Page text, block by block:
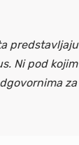
Ni pod